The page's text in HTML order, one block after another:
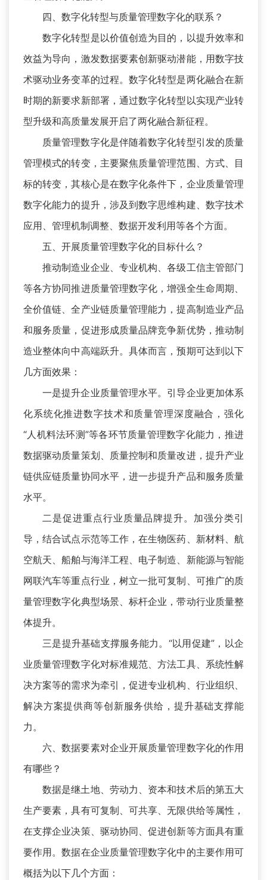
四、数字化转型与质量管理数字化的联系？
数字化转型是以价值创造为目的，以提升效率和
效益为导向，激发数据要素创新驱动潜能，用数字技
术驱动业务变革的过程。数字化转型是两化融合在新
时期的新要求新部署，通过数字化转型以实现产业转
型升级和高质量发展开启了两化融合新征程。
质量管理数字化是伴随着数字化转型引发的质量
管理模式的转变，主要聚焦质量管理范围、方式、目
标的转变，其核心是在数字化条件下，企业质量管理
数字化能力的提升，涉及到数字思维构建、数字技术
应用、管理机制调整、数据开发利用等各个方面。
五、开展质量管理数字化的目标什么？
推动制造业企业、专业机构、各级工信主管部门
等各方协同推进质量管理数字化，增强全生命周期、
全价值链、全产业链质量管理能力，提高制造业产品
和服务质量，促进形成质量品牌竞争新优势，推动制
造业整体向中高端跃升。具体而言，预期可达到以下
几方面效果：
一是提升企业质量管理水平。引导企业更加体系
化系统化推进数字技术和质量管理深度融合，强化
“人机料法环测”等各环节质量管理数字化能力，推进
数据驱动质量策划、质量控制和质量改进，提升产业
链供应链质量协同水平，进一步提升产品和服务质量
水平。
二是促进重点行业质量品牌提升。加强分类引
导，结合试点示范等工作，在生物医药、新材料、航
空航天、船舶与海洋工程、电子制造、新能源与智能
网联汽车等重点行业，树立一批可复制、可推广的质
量管理数字化典型场景、标杆企业，带动行业质量整
体提升。
三是提升基础支撑服务能力。“以用促建”，以企
业质量管理数字化对标准规范、方法工具、系统性解
决方案等的需求为牵引，促进专业机构、行业组织、
解决方案提供商等创新服务供给，提升基础支撑能
力。
六、数据要素对企业开展质量管理数字化的作用
有哪些？
数据是继土地、劳动力、资本和技术后的第五大
生产要素，具有可复制、可共享、无限供给等属性，
在支撑企业决策、驱动协同、促进创新等方面具有重
要作用。数据在企业质量管理数字化中的主要作用可
概括为以下几个方面：